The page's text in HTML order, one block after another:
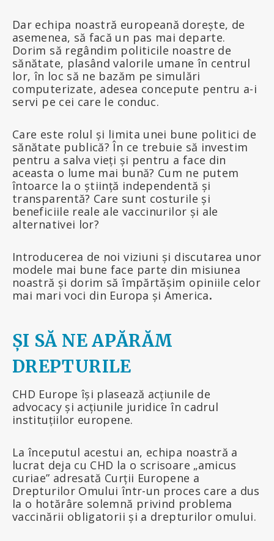
Dar echipa noastră europeană dorește, de
asemenea, să facă un pas mai departe.
Dorim să regândim politicile noastre de
sănătate, plasând valorile umane în centrul
lor, în loc să ne bazăm pe simulări
computerizate, adesea concepute pentru a-i
servi pe cei care le conduc.
Care este rolul și limita unei bune politici de
sănătate publică? În ce trebuie să investim
pentru a salva vieți și pentru a face din
aceasta o lume mai bună? Cum ne putem
întoarce la o știință independentă și
transparentă? Care sunt costurile și
beneficiile reale ale vaccinurilor și ale
alternativei lor?
Introducerea de noi viziuni și discutarea unor
modele mai bune face parte din misiunea
noastră și dorim să împărtășim opiniile celor
mai mari voci din Europa și America.
ȘI SĂ NE APĂRĂM
DREPTURILE
CHD Europe își plasează acțiunile de
advocacy și acțiunile juridice în cadrul
instituțiilor europene.
La începutul acestui an, echipa noastră a
lucrat deja cu CHD la o scrisoare „amicus
curiae” adresată Curții Europene a
Drepturilor Omului într-un proces care a dus
la o hotărâre solemnă privind problema
vaccinării obligatorii și a drepturilor omului.